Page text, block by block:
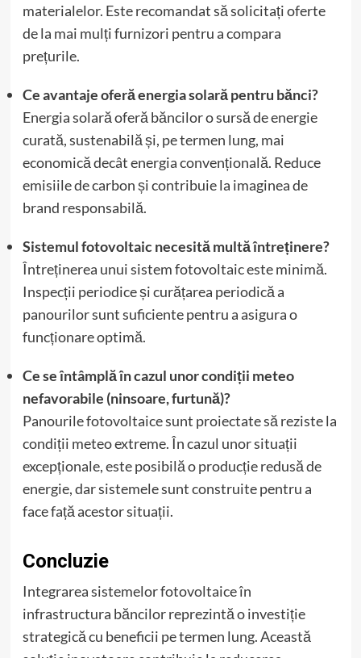
materialelor. Este recomandat să solicitați oferte
de la mai mulți furnizori pentru a compara
prețurile.
Ce avantaje oferă energia solară pentru bănci?
Energia solară oferă băncilor o sursă de energie
curată, sustenabilă și, pe termen lung, mai
economică decât energia convențională. Reduce
emisiile de carbon și contribuie la imaginea de
brand responsabilă.
Sistemul fotovoltaic necesită multă întreținere?
Întreținerea unui sistem fotovoltaic este minimă.
Inspecții periodice și curățarea periodică a
panourilor sunt suficiente pentru a asigura o
funcționare optimă.
Ce se întâmplă în cazul unor condiții meteo
nefavorabile (ninsoare, furtună)?
Panourile fotovoltaice sunt proiectate să reziste la
condiții meteo extreme. În cazul unor situații
excepționale, este posibilă o producție redusă de
energie, dar sistemele sunt construite pentru a
face față acestor situații.
Concluzie
Integrarea sistemelor fotovoltaice în
infrastructura băncilor reprezintă o investiție
strategică cu beneficii pe termen lung. Această